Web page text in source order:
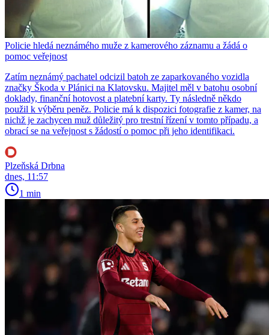
Policie hledá neznámého muže z kamerového záznamu a žádá o
pomoc veřejnost
Zatím neznámý pachatel odcizil batoh ze zaparkovaného vozidla
značky Škoda v Plánici na Klatovsku. Majitel měl v batohu osobní
doklady, finanční hotovost a platební karty. Ty následně někdo
použil k výběru peněz. Policie má k dispozici fotografie z kamer, na
nichž je zachycen muž důležitý pro trestní řízení v tomto případu, a
obrací se na veřejnost s žádostí o pomoc při jeho identifikaci.
Plzeňská Drbna
dnes, 11:57
1 min